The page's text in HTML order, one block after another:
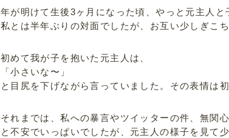
年が明けて生後3ヶ月になった頃、やっと元主人
私とは半年ぶりの対面でしたが、お互い少しぎこち
初めて我が子を抱いた元主人は、
「小さいな〜」
と目尻を下げながら言っていました。その表情は
それまでは、私への暴言やツイッターの件、無関
と不安でいっぱいでしたが、元主人の様子を見て